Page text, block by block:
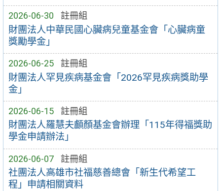
2026-06-30 註冊組
財團法人中華民國心臟病兒童基金會「心臟病童
獎勵學金」
2026-06-25 註冊組
財團法人罕見疾病基金會「2026罕見疾病獎助學
金」
2026-06-15 註冊組
財團法人羅慧夫顱顏基金會辦理「115年得福獎助
學金申請辦法」
2026-06-07 註冊組
社團法人高雄市社福慈善總會「新生代希望工
程」申請相關資料